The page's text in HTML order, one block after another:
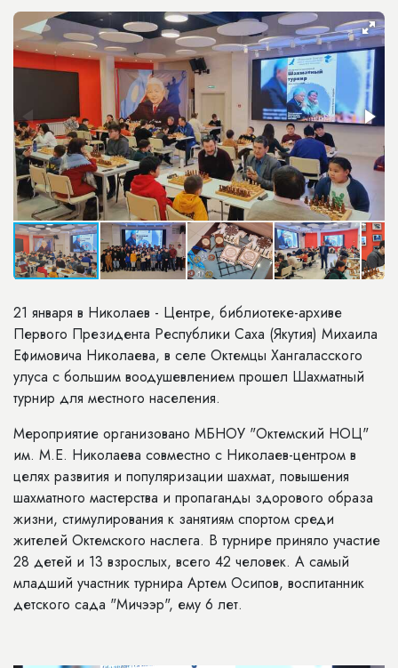
21 января в Николаев - Центре, библиотеке-архиве
Первого Президента Республики Саха (Якутия) Михаила
Ефимовича Николаева, в селе Октемцы Хангаласского
улуса с большим воодушевлением прошел Шахматный
турнир для местного населения.
Мероприятие организовано МБНОУ "Октемский НОЦ"
им. М.Е. Николаева совместно с Николаев-центром в
целях развития и популяризации шахмат, повышения
шахматного мастерства и пропаганды здорового образа
жизни, стимулирования к занятиям спортом среди
жителей Октемского наслега. В турнире приняло участие
28 детей и 13 взрослых, всего 42 человек. А самый
младший участник турнира Артем Осипов, воспитанник
детского сада "Мичээр", ему 6 лет.